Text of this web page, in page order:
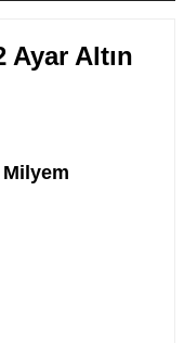
Ayar Altın
Milyem